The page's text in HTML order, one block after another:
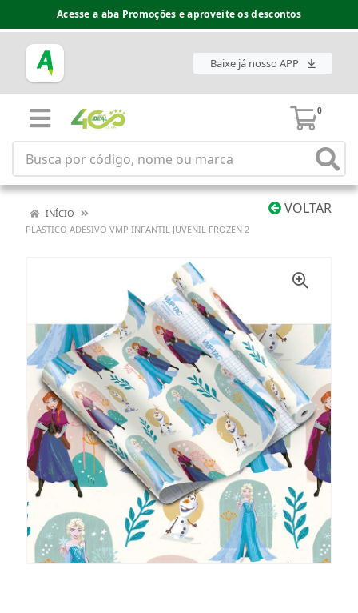
Acesse a aba Promoções e aproveite os descontos
Baixe já nosso APP
0
VOLTAR
INÍCIO
PLASTICO ADESIVO VMP INFANTIL JUVENIL FROZEN 2